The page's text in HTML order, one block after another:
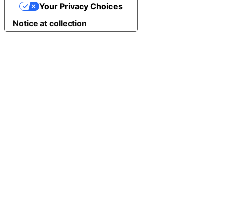
Notice at collection
Your Privacy Choices